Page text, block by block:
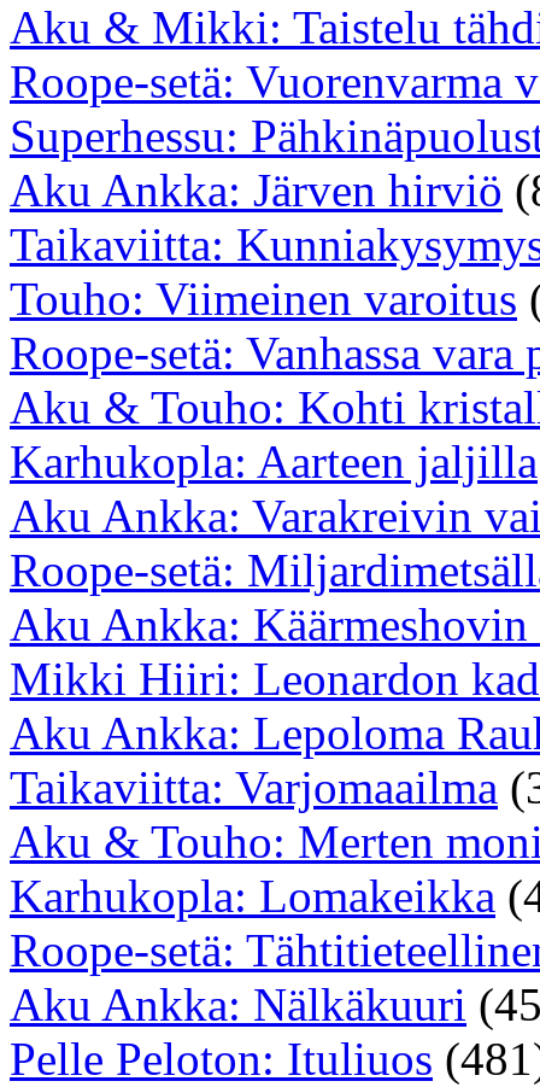
Aku & Mikki: Taistelu
Roope-setä: Vuorenvarma
Superhessu:
Aku Ankka: Järven hirviö
Taikaviitta:
Touho: Viimeinen varoitus
Roope-setä: Vanhassa vara
Aku & Touho: Kohti
Karhukopla: Aarteen jaljilla
Aku Ankka: Varakreivin
Roope-setä:
Aku Ankka: Käärmeshovin
Mikki Hiiri: Leonardon
Aku Ankka: Lepoloma
Taikaviitta: Varjomaailma
Aku & Touho: Merten
Karhukopla: Lomakeikka
Roope-setä:
Aku Ankka: Nälkäkuuri
Pelle Peloton: Ituliuos